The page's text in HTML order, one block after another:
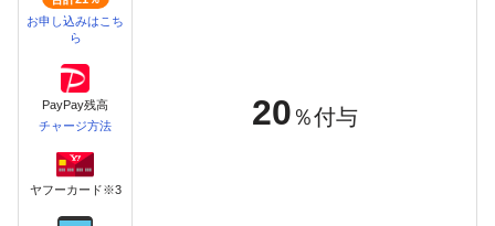
お申し込みはこち
ら
PayPay残高
チャージ方法
ヤフーカード※3
20 ％付与